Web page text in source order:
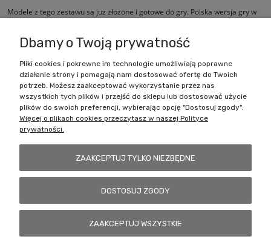
Modele z tego zestawu są już złożone i gotowe do gry. Polska wersja gry w
Zakupy
Pomoc
Dbamy o Twoją prywatność
Pliki cookies i pokrewne im technologie umożliwiają poprawne
działanie strony i pomagają nam dostosować ofertę do Twoich
potrzeb. Możesz zaakceptować wykorzystanie przez nas
wszystkich tych plików i przejść do sklepu lub dostosować użycie
plików do swoich preferencji, wybierając opcję "Dostosuj zgody".
Więcej o plikach cookies przeczytasz w naszej Polityce
prywatności.
ZAAKCEPTUJ TYLKO NIEZBĘDNE
DOSTOSUJ ZGODY
ZAAKCEPTUJ WSZYSTKIE